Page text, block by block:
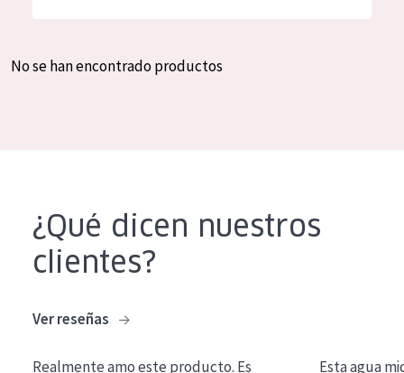
Crema de día
Crema de noche
Spanish
No se han encontrado productos
¿Qué dicen nuestros
clientes?
Ver reseñas
Realmente amo este producto. Es
Esta agua